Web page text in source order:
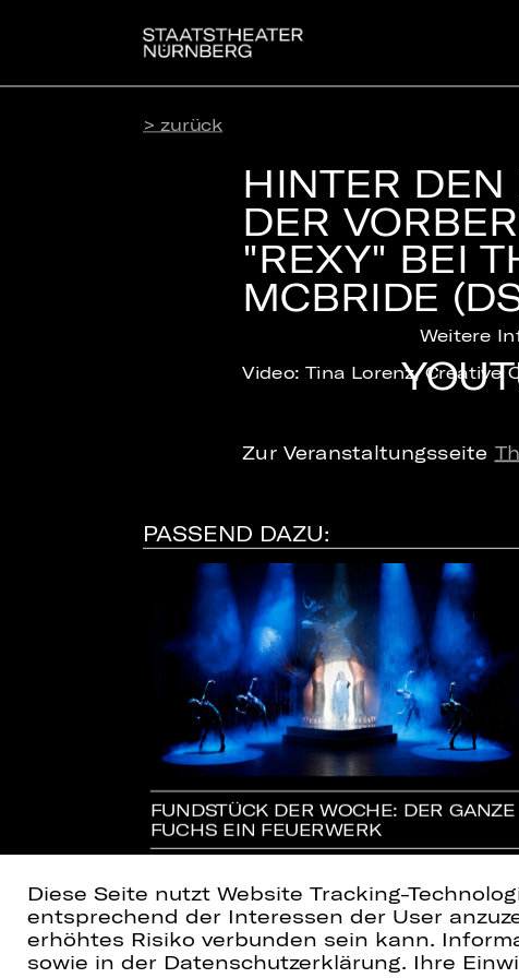
> zurück
HINTER
DER
"REXY" BEI
MCBRIDE
Weitere
Video: Tina Lorenz, Creative
Zur Veranstaltungsseite
PASSEND DAZU:
FUNDSTÜCK DER WOCHE: DER GANZE
FUCHS EIN FEUERWERK
Diese Seite nutzt Website Tracking-
entsprechend der Interessen der User
erhöhtes Risiko verbunden sein kann.
sowie in der Datenschutzerklärung. Ihre